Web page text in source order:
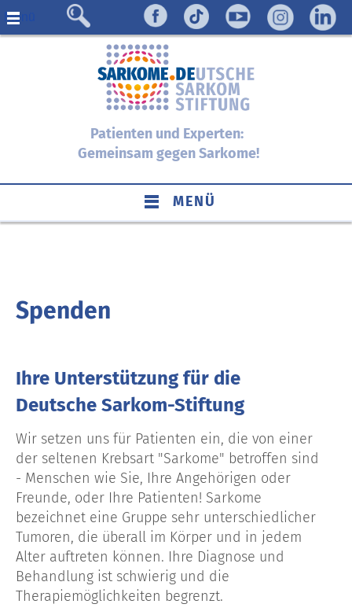
Menü
Patienten und Experten:
Gemeinsam gegen Sarkome!
MENÜ
Spenden
Ihre Unterstützung für die
Deutsche Sarkom-Stiftung
Wir setzen uns für Patienten ein, die von einer
der seltenen Krebsart "Sarkome" betroffen sind
- Menschen wie Sie, Ihre Angehörigen oder
Freunde, oder Ihre Patienten! Sarkome
bezeichnet eine Gruppe sehr unterschiedlicher
Tumoren, die überall im Körper und in jedem
Alter auftreten können. Ihre Diagnose und
Behandlung ist schwierig und die
Therapiemöglichkeiten begrenzt.